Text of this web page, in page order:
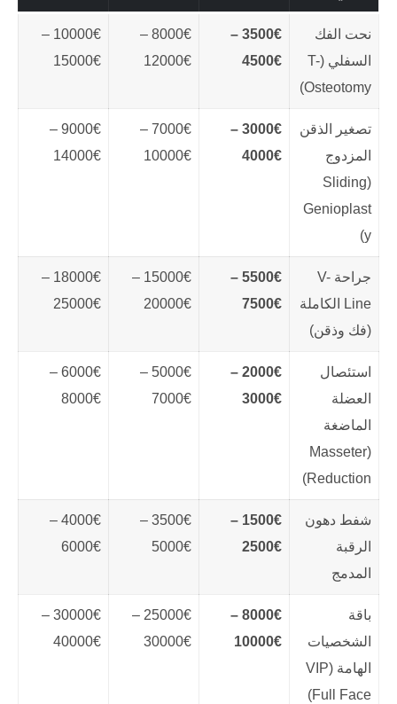
نحت الفك
السفلي (T-
Osteotomy)
3500€ –
4500€
8000€ –
12000€
10000€ –
15000€
تصغير الذقن
المزدوج
(Sliding
Genioplast
y)
3000€ –
4000€
7000€ –
10000€
9000€ –
14000€
جراحة V-
Line الكاملة
(فك وذقن)
5500€ –
7500€
15000€ –
20000€
18000€ –
25000€
استئصال
العضلة
الماضغة
(Masseter
Reduction)
2000€ –
3000€
5000€ –
7000€
6000€ –
8000€
شفط دهون
الرقبة
المدمج
1500€ –
2500€
3500€ –
5000€
4000€ –
6000€
باقة
الشخصيات
الهامة (VIP
Full Face)
8000€ –
10000€
25000€ –
30000€
30000€ –
40000€